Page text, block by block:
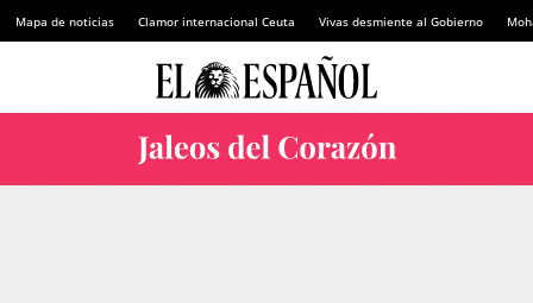
Mapa de noticias Clamor internacional Ceuta Vivas desmiente al Gobierno